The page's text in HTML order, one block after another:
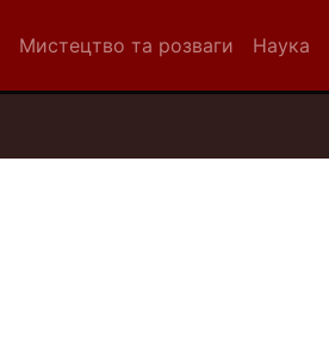
Мистецтво та розваги Наука